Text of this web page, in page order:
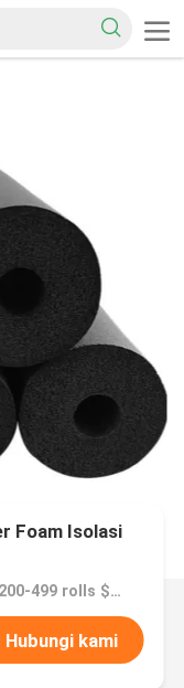
Foam Isolasi
Harga：200-499 rolls $2.10
Hubungi kami